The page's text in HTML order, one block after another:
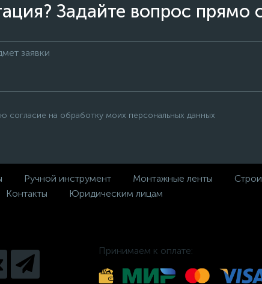
Задайте вопрос прямо
согласие на обработку моих персональных данных
Ручной инструмент Монтажные ленты
Контакты Юридическим лицам
Принимаем к оплате: